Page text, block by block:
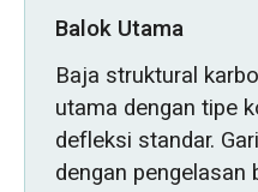
Balok Utama
Baja struktural
utama dengan tipe
defleksi standar.
dengan pengelasan